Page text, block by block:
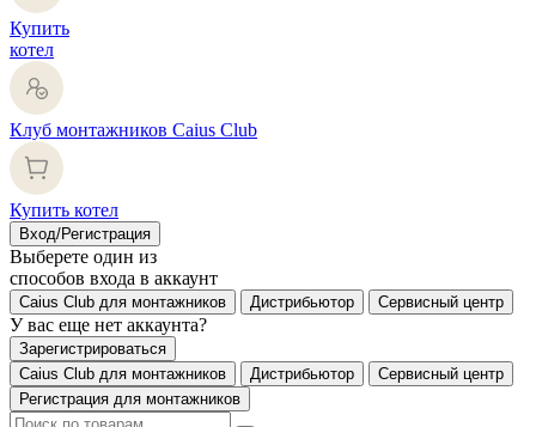
Купить
котел
Клуб монтажников Caius Club
Купить котел
Вход/Регистрация
Выберете один из
способов входа в аккаунт
Caius Club для монтажников Дистрибьютор Сервисный центр
У вас еще нет аккаунта?
Зарегистрироваться
Caius Club для монтажников
Дистрибьютор
Сервисный центр
Регистрация для монтажников